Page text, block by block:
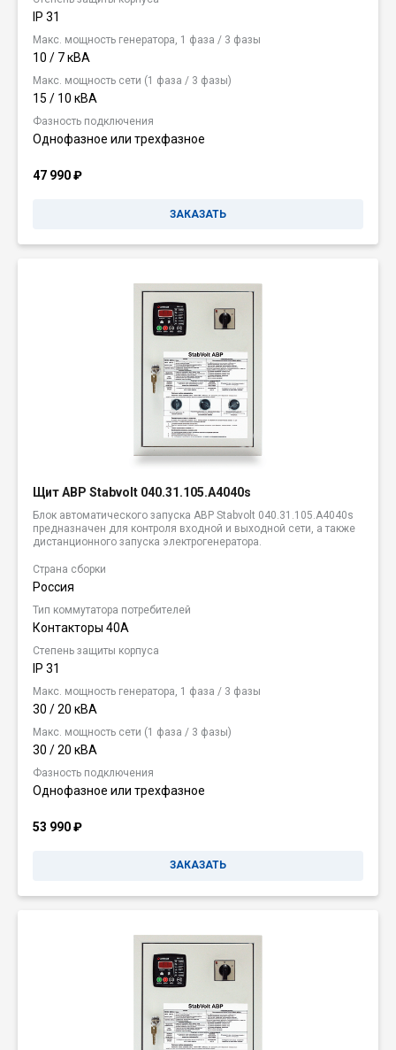
IP 31
Макс. мощность генератора, 1 фаза / 3 фазы
10 / 7 кВА
Макс. мощность сети (1 фаза / 3 фазы)
15 / 10 кВА
Фазность подключения
Однофазное или трехфазное
47 990₽
ЗАКАЗАТЬ
Щит АВР Stabvolt 040.31.105.A4040s
Блок автоматического запуска АВР Stabvolt 040.31.105.A4040s
предназначен для контроля входной и выходной сети, а также
дистанционного запуска электрогенератора.
Страна сборки
Россия
Тип коммутатора потребителей
Контакторы 40А
Степень защиты корпуса
IP 31
Макс. мощность генератора, 1 фаза / 3 фазы
30 / 20 кВА
Макс. мощность сети (1 фаза / 3 фазы)
30 / 20 кВА
Фазность подключения
Однофазное или трехфазное
53 990₽
ЗАКАЗАТЬ